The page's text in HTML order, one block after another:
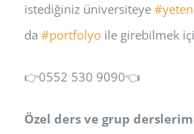
istediğiniz üniversiteye
da #portfolyo ile girebilmek
👉0552 530 9090👈
Özel ders ve grup